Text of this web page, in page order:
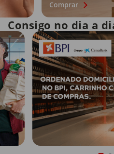
Comprar
Consigo no dia a